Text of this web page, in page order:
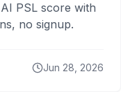
PSL score with
no signup.
Jun 28, 2026